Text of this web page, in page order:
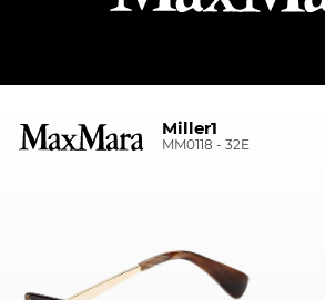
Miller1
MM0118 - 32E